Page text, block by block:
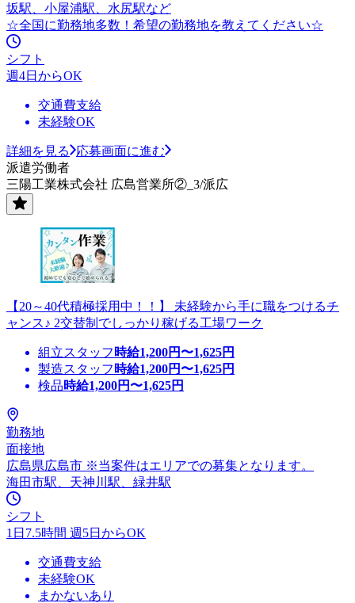
坂駅、小屋浦駅、水尻駅など
☆全国に勤務地多数！希望の勤務地を教えてください☆
シフト
週4日からOK
交通費支給
未経験OK
詳細を見る
応募画面に進む
派遣労働者
三陽工業株式会社 広島営業所②_3/派広
【20～40代積極採用中！！】 未経験から手に職をつけるチ
ャンス♪ 2交替制でしっかり稼げる工場ワーク
組立スタッフ 時給1,200円〜1,625円
製造スタッフ 時給1,200円〜1,625円
検品時給1,200円〜1,625円
勤務地
面接地
広島県広島市 ※当案件はエリアでの募集となります。
海田市駅、天神川駅、緑井駅
シフト
1日7.5時間 週5日からOK
交通費支給
未経験OK
まかないあり